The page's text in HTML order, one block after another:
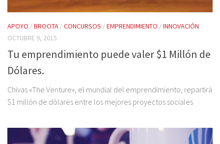
APOYO /BROOTA /CONCURSOS /EMPRENDIMIENTO /INNOVACIÓN
OCTUBRE 9, 2015
Tu emprendimiento puede valer $1 Millón de
Dólares.
Chivas «The Venture», el mundial del emprendimiento, repartirá
$1 millón de dólares entre los mejores proyectos sociales